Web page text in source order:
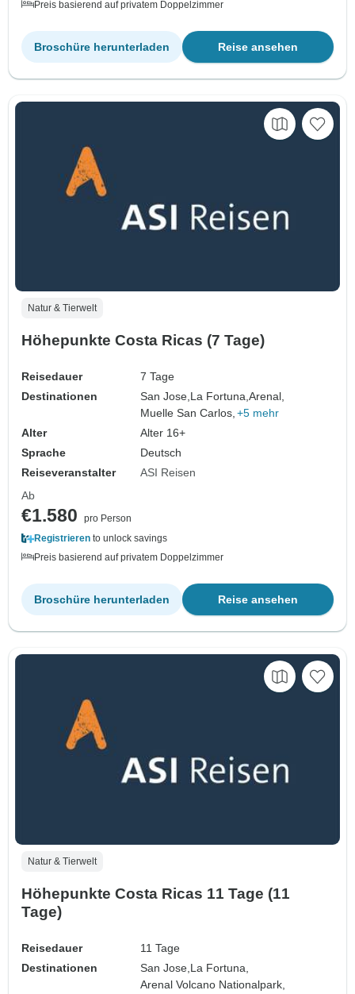
Preis basierend auf privatem Doppelzimmer
Reise ansehen
Broschüre herunterladen
Natur & Tierwelt
Höhepunkte Costa Ricas (7 Tage)
Reisedauer
7 Tage
Destinationen
San Jose,La Fortuna,Arenal,
Muelle San Carlos, +5 mehr
Alter
Alter 16+
Sprache
Deutsch
Reiseveranstalter
ASI Reisen
Ab
€1.580
pro Person
Registrieren to unlock savings
Preis basierend auf privatem Doppelzimmer
Reise ansehen
Broschüre herunterladen
Natur & Tierwelt
Höhepunkte Costa Ricas 11 Tage (11
Tage)
Reisedauer
11 Tage
Destinationen
San Jose, La Fortuna,
Arenal Volcano Nationalpark,